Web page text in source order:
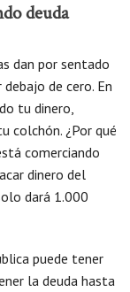
deuda
dan por sentado
de cero. En
tu dinero,
colchón. ¿Por qué
comerciando
dinero del
dará 1.000
puede tener
la deuda hasta